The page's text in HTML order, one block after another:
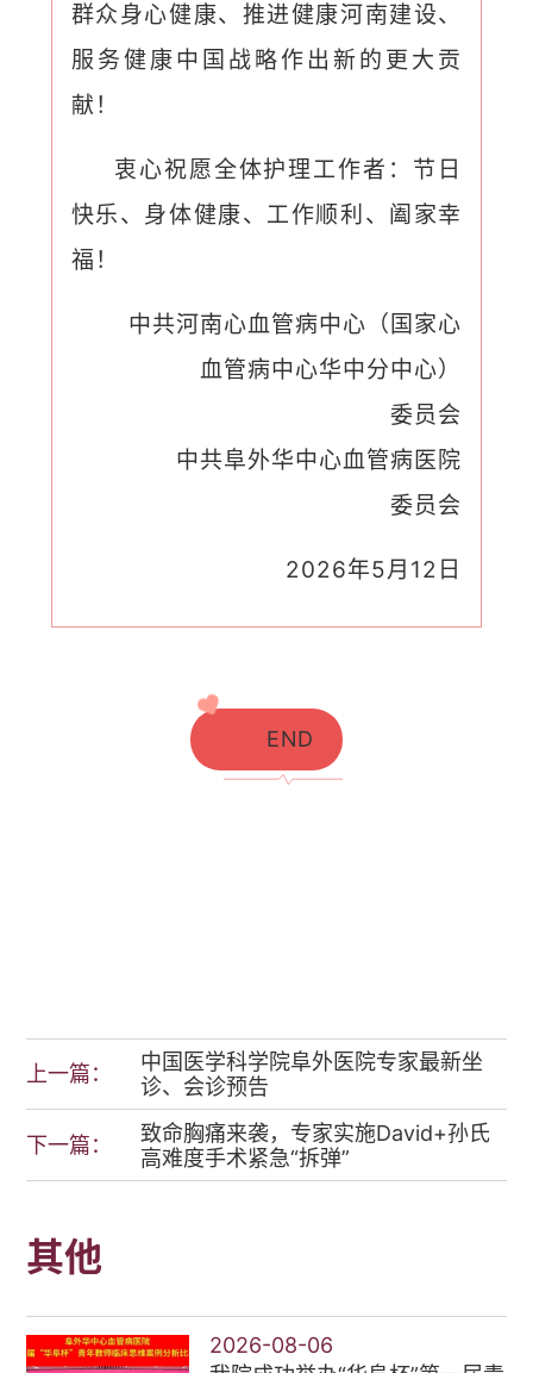
群众身心健康、推进健康河南建设、
服务健康中国战略作出新的更大贡
献！
衷心祝愿全体护理工作者：节日
快乐、身体健康、工作顺利、阖家幸
福！
中共河南心血管病中心（国家心
血管病中心华中分中心）
委员会
中共阜外华中心血管病医院
委员会
2026年5月12日
END
上一篇：
中国医学科学院阜外医院专家最新坐
诊、会诊预告
下一篇：
致命胸痛来袭，专家实施David+孙氏
高难度手术紧急“拆弹”
其他
2026-08-06